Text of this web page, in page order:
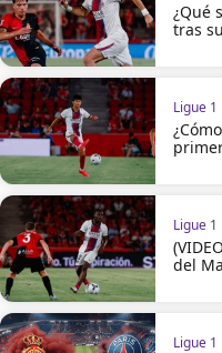
¿Qué
tras
Ligue 1
Ligue 1
del
Ligue 1